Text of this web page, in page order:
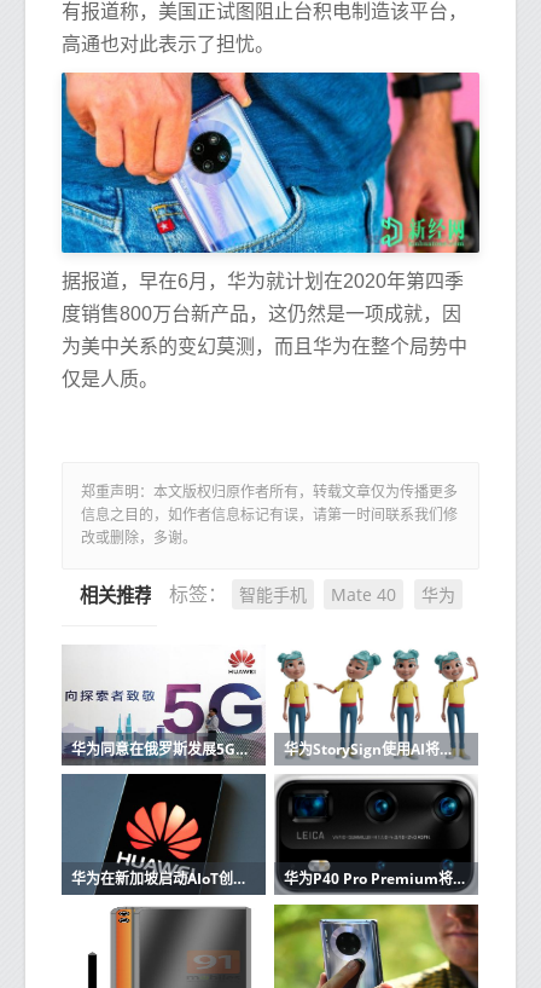
有报道称，美国正试图阻止台积电制造该平台，
高通也对此表示了担忧。
据报道，早在6月，华为就计划在2020年第四季
度销售800万台新产品，这仍然是一项成就，因
为美中关系的变幻莫测，而且华为在整个局势中
仅是人质。
郑重声明：本文版权归原作者所有，转载文章仅为传播更多
信息之目的，如作者信息标记有误，请第一时间联系我们修
改或删除，多谢。
标签： 智能手机 Mate 40 华为
相关推荐
华为同意在俄罗斯发展5G可以在具有电信MTS的下一代蜂窝网络上运行 华为StorySign使用AI将儿童读物翻译成手语
华为在新加坡启动AIoT创新训练营 华为P40 Pro Premium将加入P40和P40 Pro具有10倍变焦摄像头